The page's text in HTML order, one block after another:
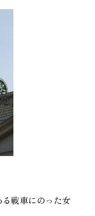
戦車にのった女